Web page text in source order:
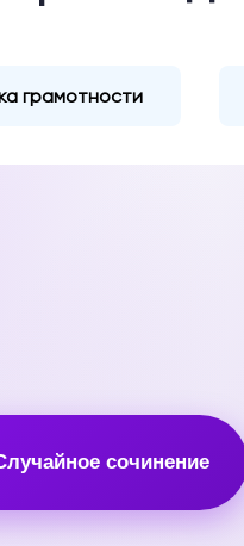
грамотности
сочинение